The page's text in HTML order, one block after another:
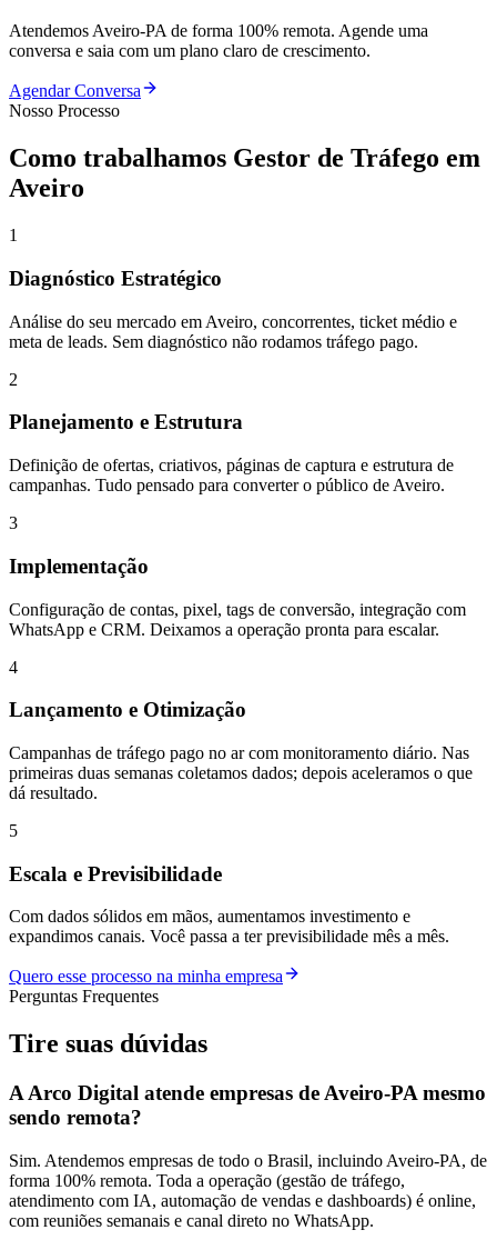
Atendemos Aveiro-PA de forma 100% remota. Agende uma
conversa e saia com um plano claro de crescimento.
Agendar Conversa
Nosso Processo
Como trabalhamos Gestor de Tráfego em
Aveiro
1
Diagnóstico Estratégico
Análise do seu mercado em Aveiro, concorrentes, ticket médio e
meta de leads. Sem diagnóstico não rodamos tráfego pago.
2
Planejamento e Estrutura
Definição de ofertas, criativos, páginas de captura e estrutura de
campanhas. Tudo pensado para converter o público de Aveiro.
3
Implementação
Configuração de contas, pixel, tags de conversão, integração com
WhatsApp e CRM. Deixamos a operação pronta para escalar.
4
Lançamento e Otimização
Campanhas de tráfego pago no ar com monitoramento diário. Nas
primeiras duas semanas coletamos dados; depois aceleramos o que
dá resultado.
5
Escala e Previsibilidade
Com dados sólidos em mãos, aumentamos investimento e
expandimos canais. Você passa a ter previsibilidade mês a mês.
Quero esse processo na minha empresa
Perguntas Frequentes
Tire suas dúvidas
A Arco Digital atende empresas de Aveiro-PA mesmo
sendo remota?
Sim. Atendemos empresas de todo o Brasil, incluindo Aveiro-PA, de
forma 100% remota. Toda a operação (gestão de tráfego,
atendimento com IA, automação de vendas e dashboards) é online,
com reuniões semanais e canal direto no WhatsApp.